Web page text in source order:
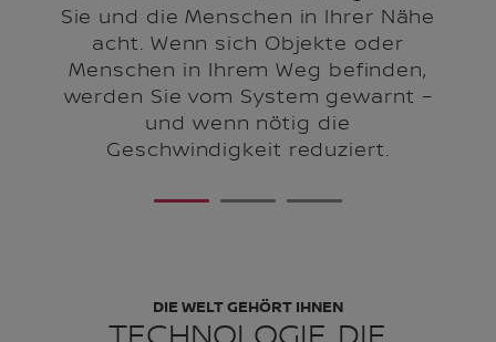
Sie und die Menschen in Ihrer Nähe
acht. Wenn sich Objekte oder
Menschen in Ihrem Weg befinden,
werden Sie vom System gewarnt –
und wenn nötig die
Geschwindigkeit reduziert.
1 2 3
DIE WELT GEHÖRT IHNEN